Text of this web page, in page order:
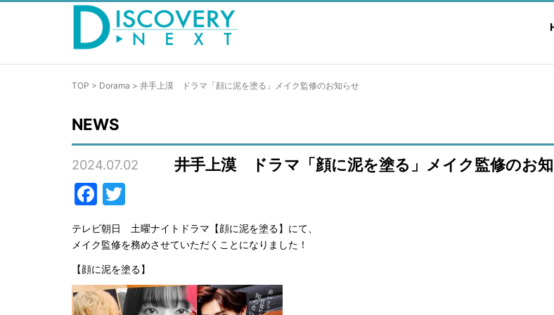
TOP > Dorama > 井手上漠 ドラマ「顔に泥を塗る」メイク監修のお知らせ
NEWS
2024.07.02 井手上漠 ドラマ「顔に泥を塗る」メイク監修のお
Facebook
テレビ朝日 土曜ナイトドラマ【顔に泥を塗る】にて、
メイク監修を務めさせていただくことになりました！
【顔に泥を塗る】